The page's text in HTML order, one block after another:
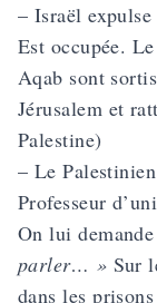
– Israël
Est occupée.
Aqab sont
Jérusalem et
Palestine)
– Le
Professeur
On lui demande
parler… » Sur
dans les